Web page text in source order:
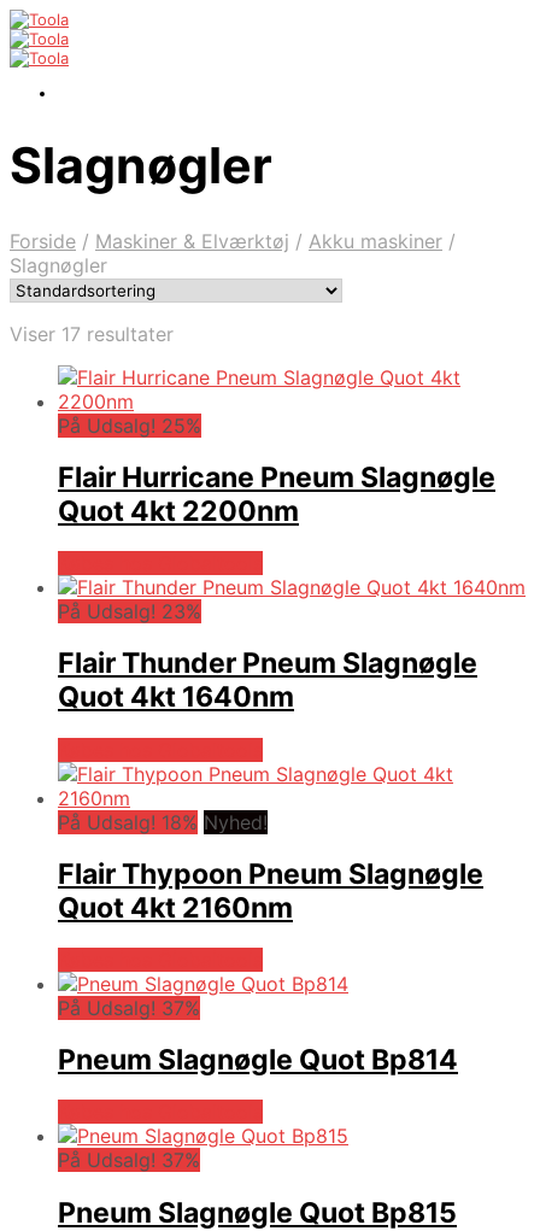
Slagnøgler
Forside / Maskiner & Elværktøj / Akku maskiner /
Slagnøgler
Viser 17 resultater
På Udsalg! 25%
Flair Hurricane Pneum Slagnøgle
Quot 4kt 2200nm
På Udsalg! 23%
Flair Thunder Pneum Slagnøgle
Quot 4kt 1640nm
På Udsalg! 18% Nyhed!
Flair Thypoon Pneum Slagnøgle
Quot 4kt 2160nm
På Udsalg! 37%
Pneum Slagnøgle Quot Bp814
På Udsalg! 37%
Pneum Slagnøgle Quot Bp815